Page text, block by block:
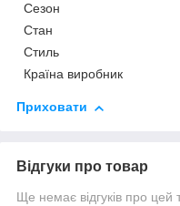
Сезон
Стан
Стиль
Країна виробник
Приховати
Відгуки про товар
Ще немає відгуків про цей